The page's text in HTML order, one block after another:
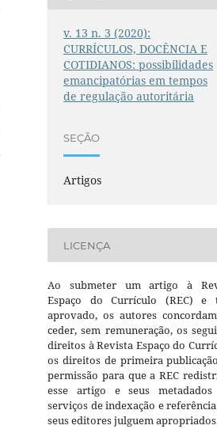
v. 13 n. 3 (2020):
CURRÍCULOS, DOCÊNCIA E
COTIDIANOS: possibilidades
emancipatórias em tempos
de regulação autoritária
SEÇÃO
Artigos
LICENÇA
Ao submeter um artigo à
Espaço do Currículo (REC) e
aprovado, os autores
ceder, sem remuneração, os
direitos à Revista Espaço do
os direitos de primeira
permissão para que a REC
esse artigo e seus metadados
serviços de indexação e
seus editores julguem